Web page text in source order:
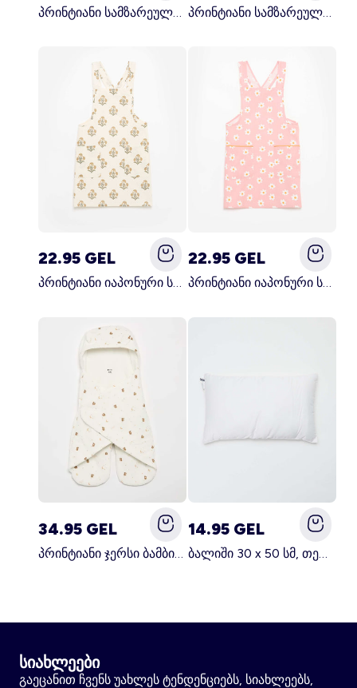
პრინტიანი სამზარეულოს წინსაფარი შავი პრინტიანი სამზარეულოს წინსაფარი კრემისფერი
22.95 GEL
პრინტიანი იაპონური სამზარეულოს წინსაფარი მწვანე
22.95 GEL
პრინტიანი იაპონური სამზარეულოს წინსაფარი ვარდისფერი
34.95 GEL
პრინტიანი ჯერსი ბამბის და ფლისის საბანი თეთრი
14.95 GEL
ბალიში 30 x 50 სმ, თეთრი
სიახლეები
გაეცანით ჩვენს უახლეს ტენდენციებს, სიახლეებს,